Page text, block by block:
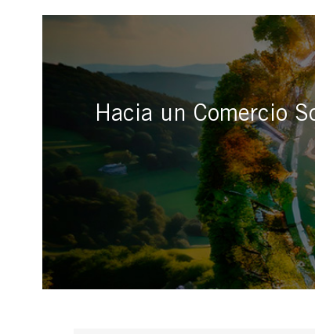
Hacia un Comercio